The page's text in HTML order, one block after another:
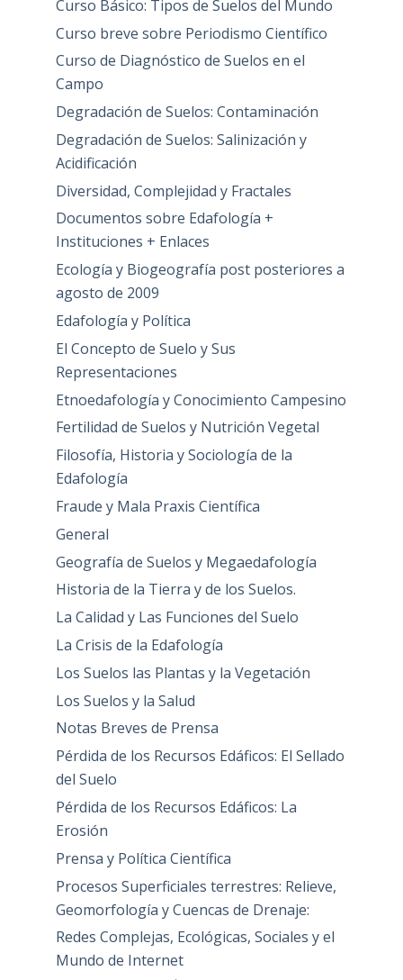
Curso Básico: Tipos de Suelos del Mundo
Curso breve sobre Periodismo Científico
Curso de Diagnóstico de Suelos en el
Campo
Degradación de Suelos: Contaminación
Degradación de Suelos: Salinización y
Acidificación
Diversidad, Complejidad y Fractales
Documentos sobre Edafología +
Instituciones + Enlaces
Ecología y Biogeografía post posteriores a
agosto de 2009
Edafología y Política
El Concepto de Suelo y Sus
Representaciones
Etnoedafología y Conocimiento Campesino
Fertilidad de Suelos y Nutrición Vegetal
Filosofía, Historia y Sociología de la
Edafología
Fraude y Mala Praxis Científica
General
Geografía de Suelos y Megaedafología
Historia de la Tierra y de los Suelos.
La Calidad y Las Funciones del Suelo
La Crisis de la Edafología
Los Suelos las Plantas y la Vegetación
Los Suelos y la Salud
Notas Breves de Prensa
Pérdida de los Recursos Edáficos: El Sellado
del Suelo
Pérdida de los Recursos Edáficos: La
Erosión
Prensa y Política Científica
Procesos Superficiales terrestres: Relieve,
Geomorfología y Cuencas de Drenaje:
Redes Complejas, Ecológicas, Sociales y el
Mundo de Internet